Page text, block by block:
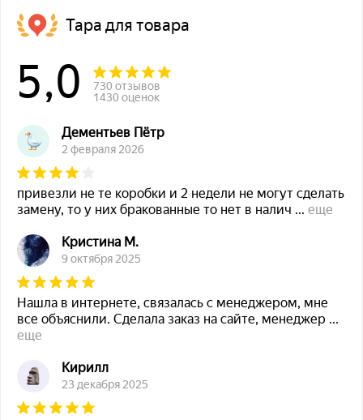
Тара для товара
5,0
730 отзывов
1430 оценок
Дементьев Пётр
2 февраля 2026
привезли не те коробки и 2 недели не могут сделать
замену, то у них бракованные то нет в налич ... еще
Кристина М.
9 октября 2025
Нашла в интернете, связалась с менеджером, мне
все объяснили. Сделала заказ на сайте, менеджер ...
еще
Кирилл
23 декабря 2025